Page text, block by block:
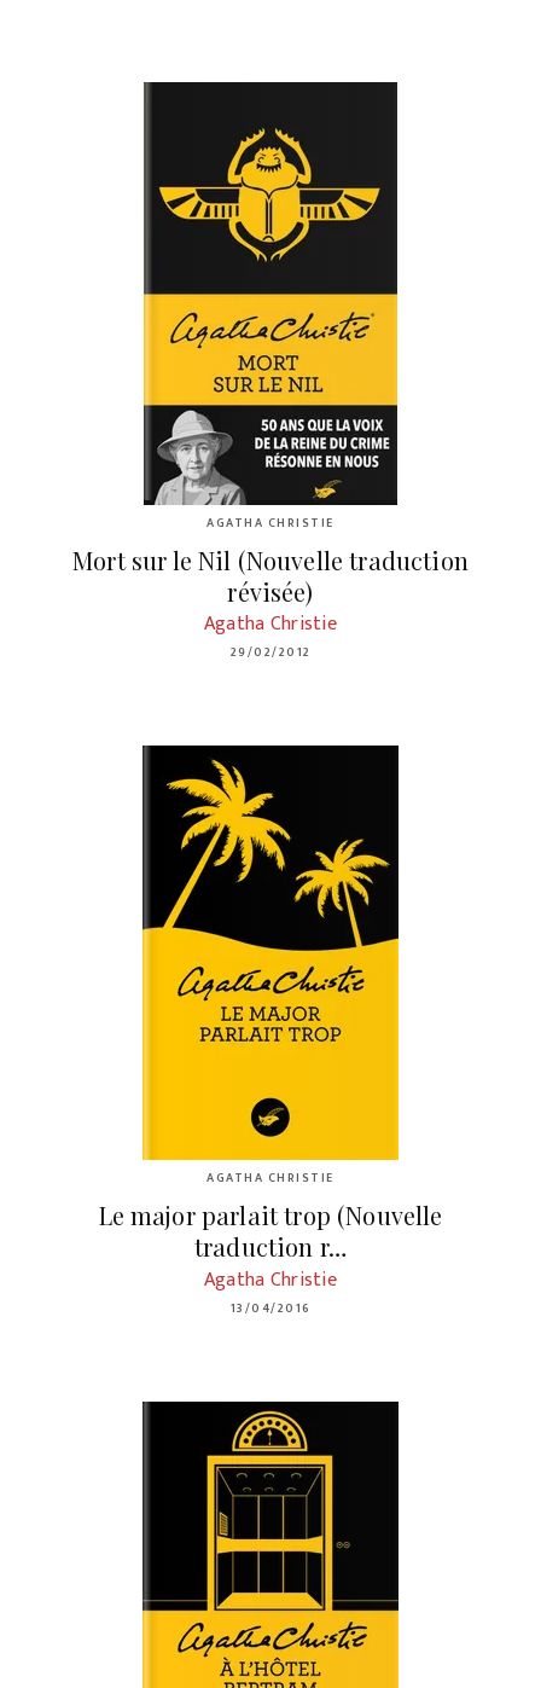
AGATHA CHRISTIE
Mort sur le Nil (Nouvelle traduction
révisée)
Agatha Christie
29/02/2012
AGATHA CHRISTIE
Le major parlait trop (Nouvelle
traduction r…
Agatha Christie
13/04/2016